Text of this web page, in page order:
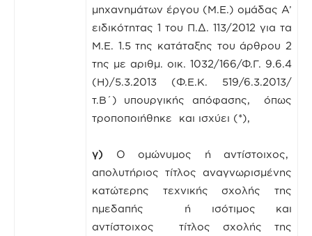
μηχανημάτων έργου (Μ.Ε.) ομάδας Α’
ειδικότητας 1 του Π.Δ. 113/2012 για τα
Μ.Ε. 1.5 της κατάταξης του άρθρου 2
της με αριθμ. οικ. 1032/166/Φ.Γ. 9.6.4
(Η)/5.3.2013 (Φ.Ε.Κ. 519/6.3.2013/
τ.Β΄) υπουργικής απόφασης, όπως
τροποποιήθηκε και ισχύει (*),
γ) Ο ομώνυμος ή αντίστοιχος,
απολυτήριος τίτλος αναγνωρισμένης
κατώτερης τεχνικής σχολής της
ημεδαπής ή ισότιμος και
αντίστοιχος τίτλος σχολής της